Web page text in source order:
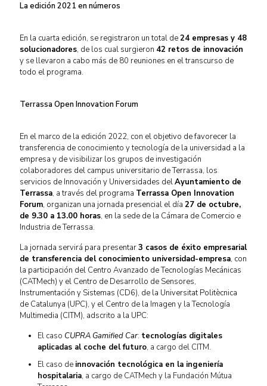
La edición 2021 en números
En la cuarta edición, se registraron un total de24 empresas y 48
solucionadores, de los cual surgieron 42 retos de innovación
y se llevaron a cabo más de 80 reuniones en el transcurso de
todo el programa.
Terrassa Open Innovation Forum
En el marco de la edición 2022, con el objetivo de favorecer la
transferencia de conocimiento y tecnología de la universidad a la
empresa y de visibilizar los grupos de investigación
colaboradores del campus universitario de Terrassa, los
servicios de Innovación y Universidades delAyuntamiento de
Terrassa, a través del programa Terrassa Open Innovation
Forum, organizan una jornada presencial el día 27 de octubre,
de 9.30 a 13.00 horas, en la sede de la Cámara de Comercio e
Industria de Terrassa.
La jornada servirá para presentar3 casos de éxito empresarial
de transferencia del conocimiento universidad-empresa, con
la participación del Centro Avanzado de Tecnologías Mecánicas
(CATMech) y el Centro de Desarrollo de Sensores,
Instrumentación y Sistemas (CD6), de la Universitat Politècnica
de Catalunya (UPC), y el Centro de la Imagen y la Tecnología
Multimedia (CITM), adscrito a la UPC:
El caso CUPRA Gamified Car: tecnologías digitales
aplicadas al coche del futuro, a cargo del CITM.
El caso de innovación tecnológica en la ingeniería
hospitalaria, a cargo de CATMech y la Fundación Mútua